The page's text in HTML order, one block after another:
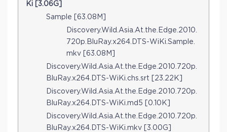
Ki [3.06G]
Sample [63.08M]
Discovery.Wild.Asia.At.the.Edge.2010.
720p.BluRay.x264.DTS-WiKi.Sample.
mkv [63.08M]
Discovery.Wild.Asia.At.the.Edge.2010.720p.
BluRay.x264.DTS-WiKi.chs.srt [23.22K]
Discovery.Wild.Asia.At.the.Edge.2010.720p.
BluRay.x264.DTS-WiKi.md5 [0.10K]
Discovery.Wild.Asia.At.the.Edge.2010.720p.
BluRay.x264.DTS-WiKi.mkv [3.00G]